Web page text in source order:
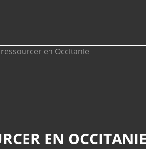
EN OCCITANIE